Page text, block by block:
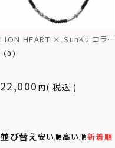
LION HEART × SunKu コラボ
ネックレス/2024年モデ
22,000 税込
（0）
並び替え安い順高い順新着順